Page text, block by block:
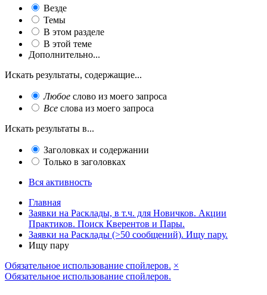
Везде
Темы
В этом разделе
В этой теме
Дополнительно...
Искать результаты, содержащие...
Любое слово из моего запроса
Все слова из моего запроса
Искать результаты в...
Заголовках и содержании
Только в заголовках
Вся активность
Главная
Заявки на Расклады, в т.ч. для Новичков. Акции
Практиков. Поиск Кверентов и Пары.
Заявки на Расклады (>50 сообщений). Ищу пару.
Ищу пару
Обязательное использование спойлеров. ×
Обязательное использование спойлеров.